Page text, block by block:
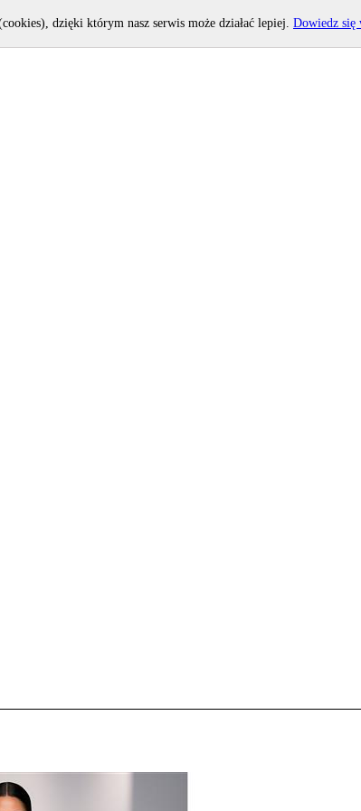
dzięki którym nasz serwis może działać lepiej. Dowiedz się